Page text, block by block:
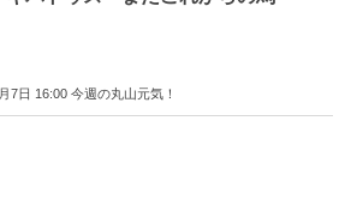
7日 16:00 今週の丸山元気！